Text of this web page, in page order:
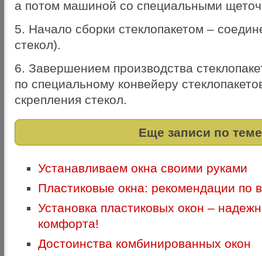
а потом машиной со специальными
5. Начало сборки стеклопакетом –
стекол).
6. Завершением производства
по специальному конвейеру
скрепления стекол.
Еще записи по теме
Устанавливаем окна своими руками
Пластиковые окна: рекомендации по
Установка пластиковых окон –
комфорта!
Достоинства комбинированных окон